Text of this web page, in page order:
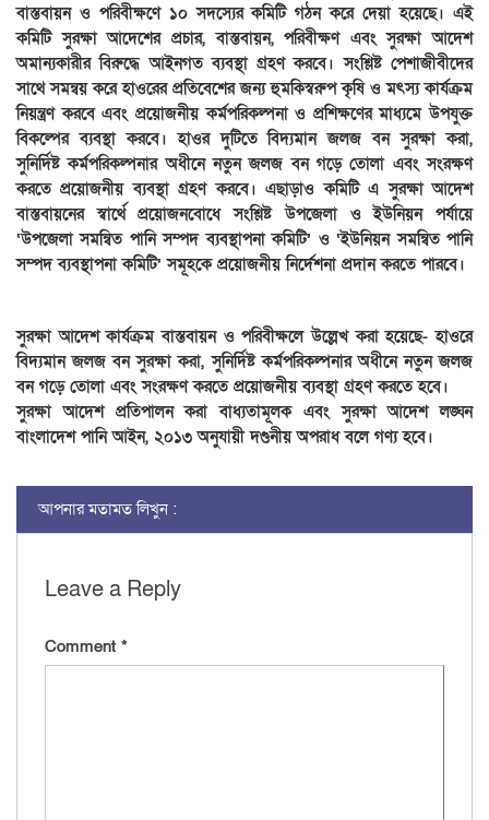
বাস্তবায়ন ও পরিবীক্ষণে ১০ সদস্যের কমিটি গঠন করে দেয়া হয়েছে। এই
কমিটি সুরক্ষা আদেশের প্রচার, বাস্তবায়ন, পরিবীক্ষণ এবং সুরক্ষা আদেশ
অমান্যকারীর বিরুদ্ধে আইনগত ব্যবস্থা গ্রহণ করবে। সংশ্লিষ্ট পেশাজীবীদের
সাথে সমন্বয় করে হাওরের প্রতিবেশের জন্য হুমকিস্বরুপ কৃষি ও মৎস্য কার্যক্রম
নিয়ন্ত্রণ করবে এবং প্রয়োজনীয় কর্মপরিকল্পনা ও প্রশিক্ষণের মাধ্যমে উপযুক্ত
বিকল্পের ব্যবস্থা করবে। হাওর দুটিতে বিদ্যমান জলজ বন সুরক্ষা করা,
সুনির্দিষ্ট কর্মপরিকল্পনার অধীনে নতুন জলজ বন গড়ে তোলা এবং সংরক্ষণ
করতে প্রয়োজনীয় ব্যবস্থা গ্রহণ করবে। এছাড়াও কমিটি এ সুরক্ষা আদেশ
বাস্তবায়নের স্বার্থে প্রয়োজনবোধে সংশ্লিষ্ট উপজেলা ও ইউনিয়ন পর্যায়ে
‘উপজেলা সমন্বিত পানি সম্পদ ব্যবস্থাপনা কমিটি’ ও ‘ইউনিয়ন সমন্বিত পানি
সম্পদ ব্যবস্থাপনা কমিটি’ সমূহকে প্রয়োজনীয় নির্দেশনা প্রদান করতে পারবে।
সুরক্ষা আদেশ কার্যক্রম বাস্তবায়ন ও পরিবীক্ষলে উল্লেখ করা হয়েছে- হাওরে
বিদ্যমান জলজ বন সুরক্ষা করা, সুনির্দিষ্ট কর্মপরিকল্পনার অধীনে নতুন জলজ
বন গড়ে তোলা এবং সংরক্ষণ করতে প্রয়োজনীয় ব্যবস্থা গ্রহণ করতে হবে।
সুরক্ষা আদেশ প্রতিপালন করা বাধ্যতামূলক এবং সুরক্ষা আদেশ লঙ্ঘন
বাংলাদেশ পানি আইন, ২০১৩ অনুযায়ী দণ্ডনীয় অপরাধ বলে গণ্য হবে।
আপনার মতামত লিখুন :
Leave a Reply
Comment *